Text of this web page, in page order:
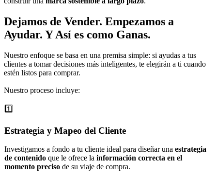
Dejamos de Vender. Empezamos a
Ayudar. Y Así es como Ganas.
Nuestro enfoque se basa en una premisa simple: si ayudas a tus
clientes a tomar decisiones más inteligentes, te elegirán a ti cuando
estén listos para comprar.
Nuestro proceso incluye:
1️⃣
Estrategia y Mapeo del Cliente
Investigamos a fondo a tu cliente ideal para diseñar una estrategia
de contenido que le ofrece la información correcta en el
momento preciso de su viaje de compra.